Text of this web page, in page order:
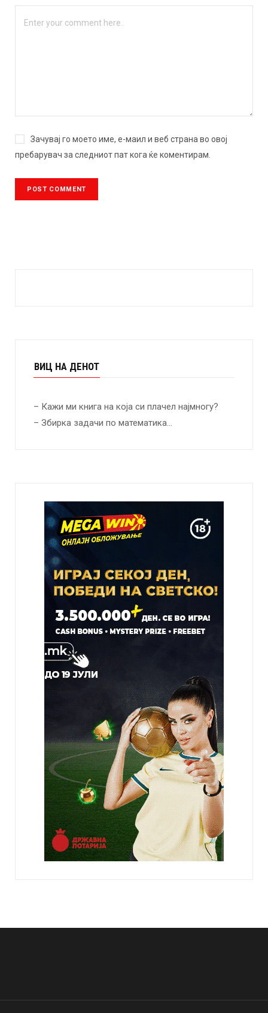
Зачувај го моето име, е-маил и веб страна во овој
пребарувач за следниот пат кога ќе коментирам.
ВИЦ НА ДЕНОТ
– Кажи ми книга на која си плачел најмногу?
– Збирка задачи по математика…